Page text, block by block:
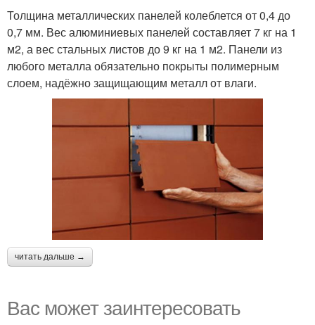
Толщина металлических панелей колеблется от 0,4 до
0,7 мм. Вес алюминиевых панелей составляет 7 кг на 1
м2, а вес стальных листов до 9 кг на 1 м2. Панели из
любого металла обязательно покрыты полимерным
слоем, надёжно защищающим металл от влаги.
читать дальше →
Вас может заинтересовать